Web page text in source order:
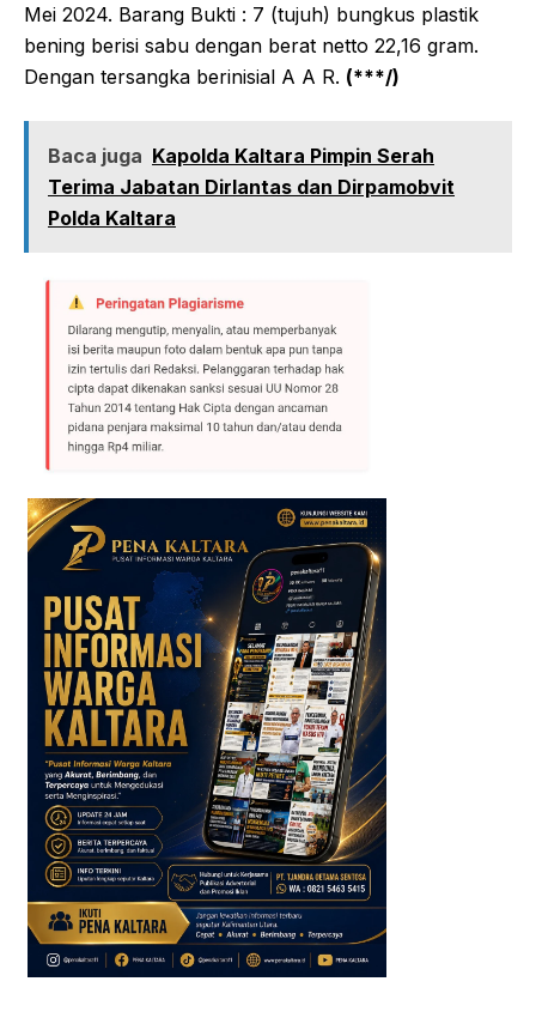
Mei 2024. Barang Bukti : 7 (tujuh) bungkus plastik
bening berisi sabu dengan berat netto 22,16 gram.
Dengan tersangka berinisial A A R. (***/)
Baca juga Kapolda Kaltara Pimpin Serah
Terima Jabatan Dirlantas dan Dirpamobvit
Polda Kaltara